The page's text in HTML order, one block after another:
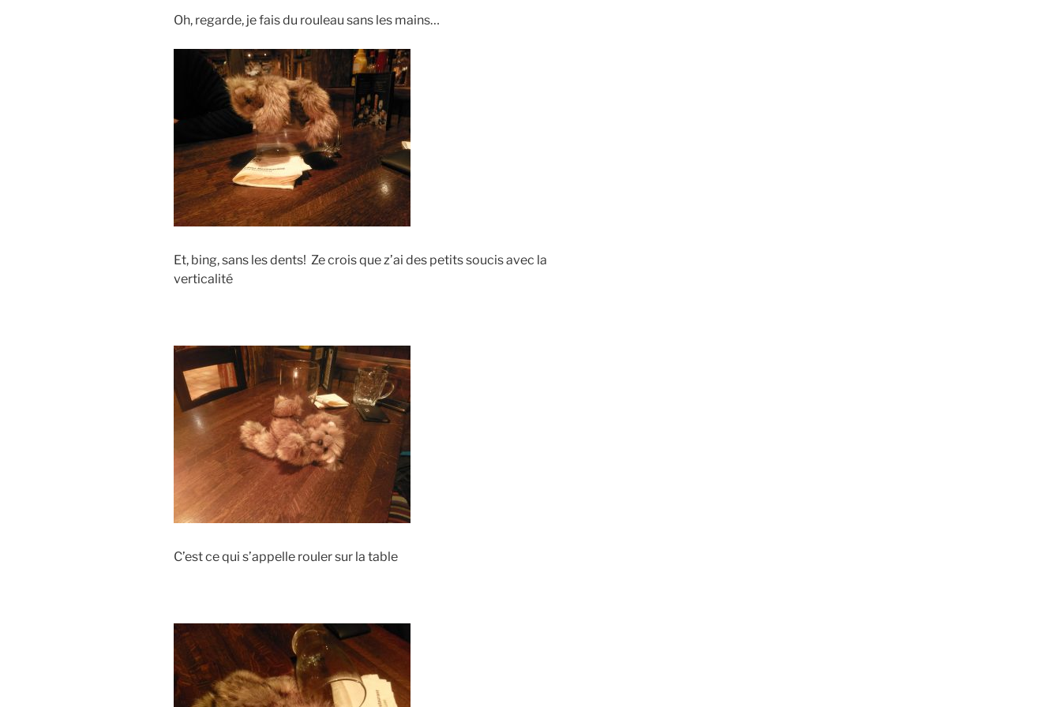
Oh, regarde, je fais du rouleau sans les mains…
Et, bing, sans les dents! Ze crois que z’ai des petits soucis avec la
verticalité
C’est ce qui s’appelle rouler sur la table